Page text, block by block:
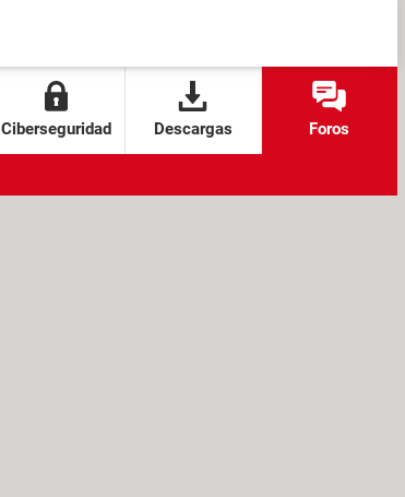
Ciberseguridad Descargas Foros